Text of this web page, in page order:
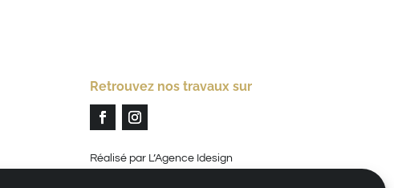
Retrouvez nos travaux sur
Réalisé par L’Agence Idesign